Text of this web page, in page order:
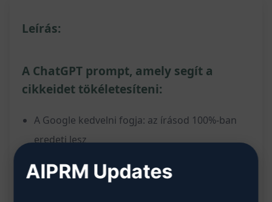
Leírás:
A ChatGPT prompt, amely segít a
cikkeidet tökéletesíteni:
A Google kedvelni fogja: az írásod 100%-ban
eredeti lesz
SEO-optimalizált: megfelelő kulcsszavakra
AIPRM Updates